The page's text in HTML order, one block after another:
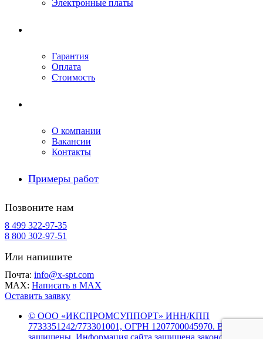
Электронные платы
Гарантия
Оплата
Стоимость
О компании
Вакансии
Контакты
Примеры работ
Позвоните нам
8 499 322-97-35
8 800 302-97-51
Или напишите
Почта: info@x-spt.com
MAX: Написать в MAX
Оставить заявку
© ООО «ИКСПРОМСУППОРТ» ИНН/КПП
7733351242/773301001, ОГРН 1207700045970. Все права
защищены. Информация сайта защищена законом об